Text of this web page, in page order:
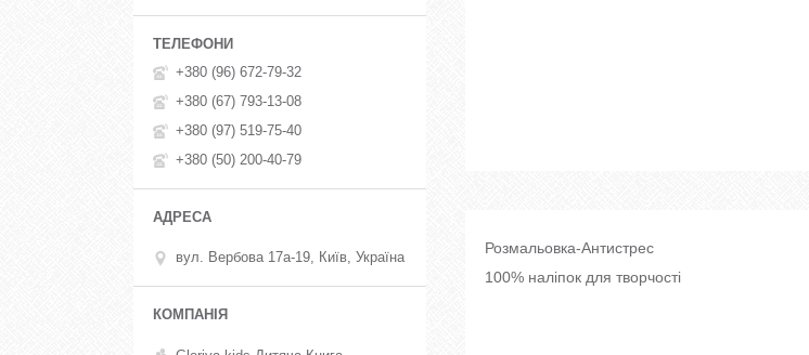
Розмальовка-Антистрес
100% наліпок для творчості
+380 (96) 672-79-32
+380 (67) 793-13-08
+380 (97) 519-75-40
+380 (50) 200-40-79
вул. Вербова 17а-19, Київ, Україна